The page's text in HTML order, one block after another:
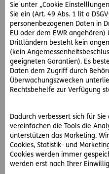
Sie unter „Cookie
Sie ein (Art. 49 Abs. 1 lit a
personenbezogenen Daten in
EU oder dem EWR
Drittländern besteht kein
(kein
geeigneten Garantien). Es
Daten dem Zugriff durch
Überwachungszwecken
Rechtsbehelfe zur Verfügung
Dadurch verbessert sich für Sie
vereinfachen die Tools die
unterstützen das Marketing.
Cookies, Statistik- und
Cookies werden immer
werden erst nach Ihrer
#Rechtsfälle
Unterlassungsklage
Wegen einer Grillfeier wird
angezeigt. Erfahren Sie, wie
abwehren konnten.